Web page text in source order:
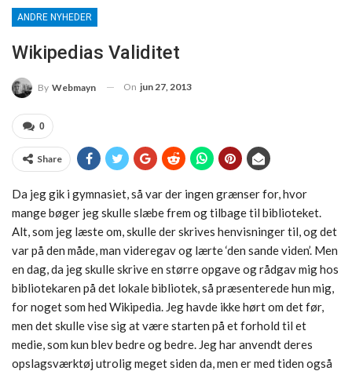
ANDRE NYHEDER
Wikipedias Validitet
By Webmayn On jun 27, 2013
0
Share
Da jeg gik i gymnasiet, så var der ingen grænser for, hvor
mange bøger jeg skulle slæbe frem og tilbage til biblioteket.
Alt, som jeg læste om, skulle der skrives henvisninger til, og det
var på den måde, man videregav og lærte ‘den sande viden’. Men
en dag, da jeg skulle skrive en større opgave og rådgav mig hos
bibliotekaren på det lokale bibliotek, så præsenterede hun mig,
for noget som hed Wikipedia. Jeg havde ikke hørt om det før,
men det skulle vise sig at være starten på et forhold til et
medie, som kun blev bedre og bedre. Jeg har anvendt deres
opslagsværktøj utrolig meget siden da, men er med tiden også